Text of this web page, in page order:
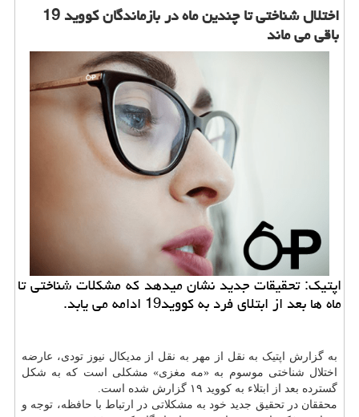
اختلال شناختی تا چندین ماه در بازماندگان کووید 19
باقی می ماند
اپتیک: تحقیقات جدید نشان میدهد که مشکلات شناختی تا
ماه ها بعد از ابتلای فرد به کووید19 ادامه می یابد.
به گزارش اپتیک به نقل از مهر به نقل از مدیکال نیوز تودی، عارضه
اختلال شناختی موسوم به «مه مغزی» مشکلی است که به شکل
گسترده بعد از ابتلاء به کووید ۱۹ گزارش شده است.
محققان در تحقیق جدید خود به مشکلاتی در ارتباط با حافظه، توجه و